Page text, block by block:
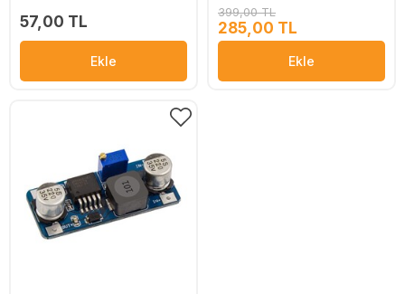
57,00 TL
Ekle
399,00 TL
285,00 TL
Ekle